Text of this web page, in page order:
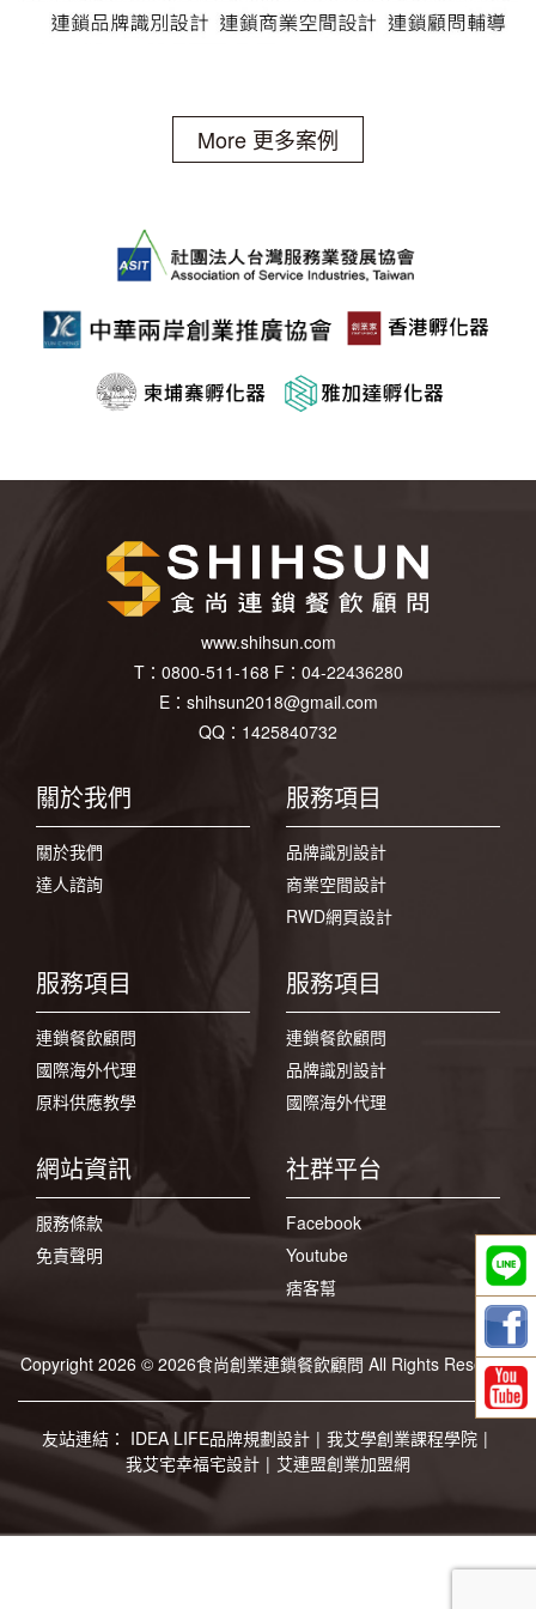
More 更多案例
www.shihsun.com
T： 0800-511-168 F： 04-22436280
E： shihsun2018@gmail.com
QQ：1425840732
關於我們
關於我們
達人諮詢
服務項目
品牌識別設計
商業空間設計
RWD網頁設計
服務項目
連鎖餐飲顧問
國際海外代理
原料供應教學
服務項目
連鎖餐飲顧問
品牌識別設計
國際海外代理
網站資訊
服務條款
免責聲明
社群平台
Facebook
Youtube
痞客幫
Copyright 2026 © 2026食尚創業連鎖餐飲顧問 All Rights Reserved
友站連結： IDEA LIFE品牌規劃設計 | 我艾學創業課程學院 |
我艾宅幸福宅設計 | 艾連盟創業加盟網